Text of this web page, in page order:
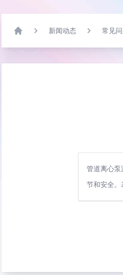
新闻动态 常见
管道离心
节和安全。